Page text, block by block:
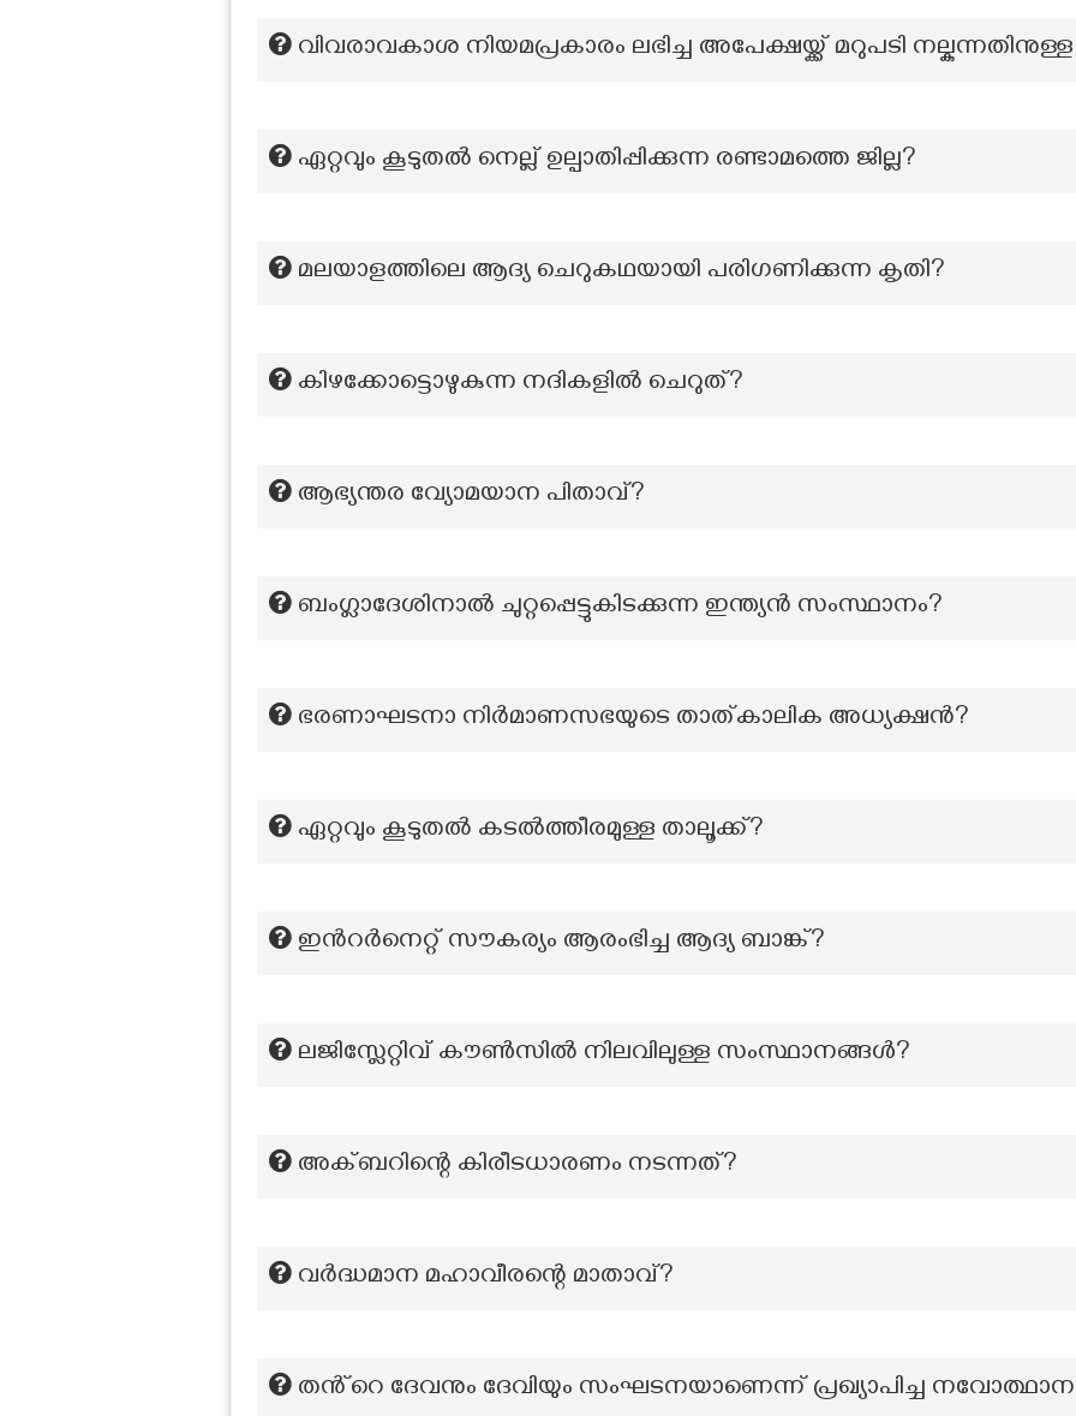
വിവരാവകാശ നിയമപ്രകാരം ലഭിച്ച അപേക്ഷയ്ക്ക് മറുപടി
ഏറ്റവും കൂടുതൽ നെല്ല് ഉല്പാതിപ്പിക്കുന്ന രണ്ടാമത്തെ ജില്ല?
മലയാളത്തിലെ ആദ്യ ചെറുകഥയായി പരിഗണിക്കുന്ന കൃതി?
കിഴക്കോട്ടൊഴുകുന്ന നദികളില്‍ ചെറുത്?
ആഭ്യന്തര വ്യോമയാന പിതാവ്?
ബംഗ്ലാദേശിനാൽ ചുറ്റപ്പെട്ടുകിടക്കുന്ന ഇന്ത്യൻ സംസ്ഥാനം?
ഭരണാഘടനാ നിർമാണസഭയുടെ താത്കാലിക അധ്യക്ഷൻ?
ഏറ്റവും കൂടുതൽ കടൽത്തീരമുള്ള താലൂക്ക്?
ഇന്‍റർനെറ്റ് സൗകര്യം ആരംഭിച്ച ആദ്യ ബാങ്ക്?
ലജിസ്ലേറ്റിവ് കൗൺസിൽ നിലവിലുള്ള സംസ്ഥാനങ്ങൾ?
അക്ബറിന്റെ കിരീടധാരണം നടന്നത്?
വർദ്ധമാന മഹാവീരന്റെ മാതാവ്?
തൻ്റെ ദേവനും ദേവിയും സംഘടനയാണെന്ന് പ്രഖ്യാപിച്ച